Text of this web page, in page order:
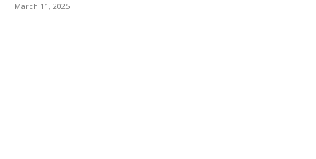
March 11, 2025